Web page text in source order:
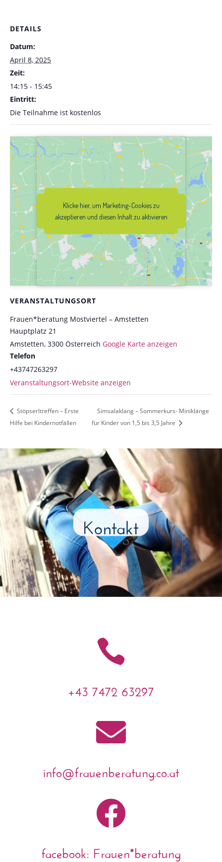
DETAILS
Datum:
April 8, 2025
Zeit:
14:15 - 15:45
Eintritt:
Die Teilnahme ist kostenlos
VERANSTALTUNGSORT
Frauen*beratung Mostviertel – Amstetten
Hauptplatz 21
Amstetten, 3300 Österreich Google Karte anzeigen
Telefon
+43747263297
Veranstaltungsort-Website anzeigen
akzeptieren und diesen Inhalt zu
aktivieren
Klicke hier, um Marketing-Cookies zu
akzeptieren und diesen Inhalt zu aktivieren
Stöpserltreffen – Erste
Hilfe bei Kindernotfällen
Simsalaklang – Sommerkurs- Miniklänge
für Kinder von 1,5 bis 3,5 Jahre
Kontakt

+43 7472 63297

info@frauenberatung.co.at

facebook: Frauen*beratung